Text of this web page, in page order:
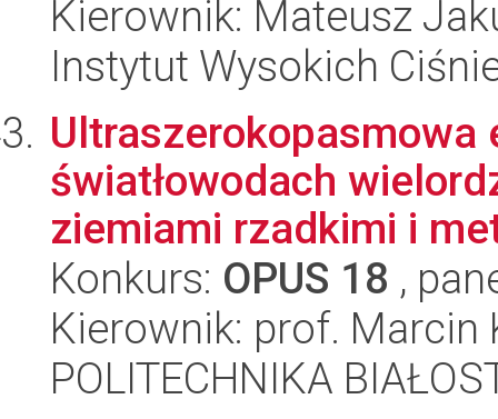
Kierownik: Mateusz
Instytut Wysokich
światłowodach
ziemiami rzadkimi i
Konkurs: OPUS 18 ,
Kierownik: prof. Marcin
POLITECHNIKA